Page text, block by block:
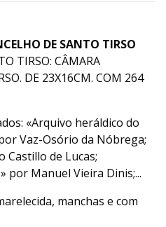
DE SANTO TIRSO
TIRSO: CÂMARA
DE 23X16CM. COM 264
«Arquivo heráldico do
Vaz-Osório da Nóbrega;
Castillo de Lucas;
por Manuel Vieira Dinis;...
manchas e com